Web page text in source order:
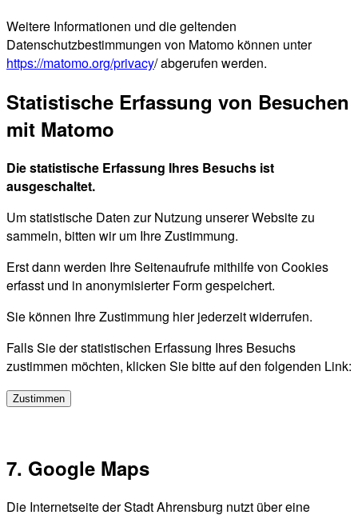
Weitere Informationen und die geltenden
Datenschutzbestimmungen von Matomo können unter
https://matomo.org/privacy/ abgerufen werden.
Statistische Erfassung von Besuchen
mit Matomo
Die statistische Erfassung Ihres Besuchs ist
ausgeschaltet.
Um statistische Daten zur Nutzung unserer Website zu
sammeln, bitten wir um Ihre Zustimmung.
Erst dann werden Ihre Seitenaufrufe mithilfe von Cookies
erfasst und in anonymisierter Form gespeichert.
Sie können Ihre Zustimmung hier jederzeit widerrufen.
Falls Sie der statistischen Erfassung Ihres Besuchs
zustimmen möchten, klicken Sie bitte auf den folgenden Link:
Zustimmen
7. Google Maps
Die Internetseite der Stadt Ahrensburg nutzt über eine